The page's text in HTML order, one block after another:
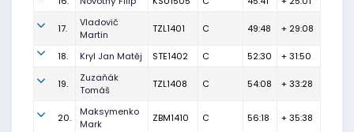
17.
Vladovič
Martin
TZL1401 C 49:48 + 29:08
18. Kryl Jan Matěj STE1402 C 52:30 + 31:50
19.
Zuzaňák
Tomáš
TZL1408 C 54:08 + 33:28
20.
Maksymenko
Mark
ZBM1410 C 56:18 + 35:38